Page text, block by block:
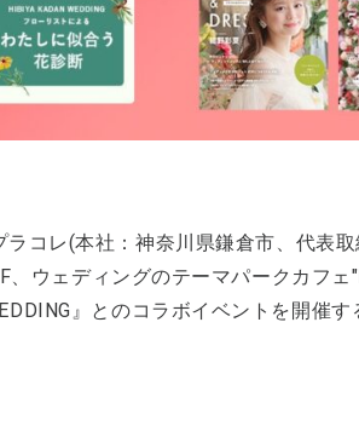
コレ(本社：神奈川県鎌倉市、代表取
ウェディングのテーマパークカフェ
』とのコラボイベントを開催す